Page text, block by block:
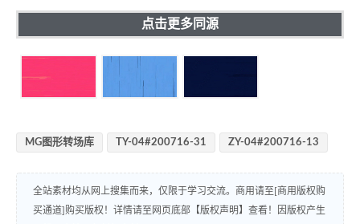
点击更多同源
MG图形转场库 TY-04#200716-31 ZY-04#200716-13
全站素材均从网上搜集而来，仅限于学习交流。商用请至[商用版权购
买通道]购买版权！详情请至网页底部【版权声明】查看！因版权产生